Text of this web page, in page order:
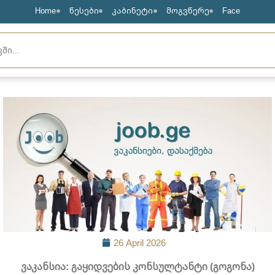
Home წესები კაბინეტი მოგვწერე Face
26 April 2026
ვაკანსია: გაყიდვების კონსულტანტი (გოგონა)